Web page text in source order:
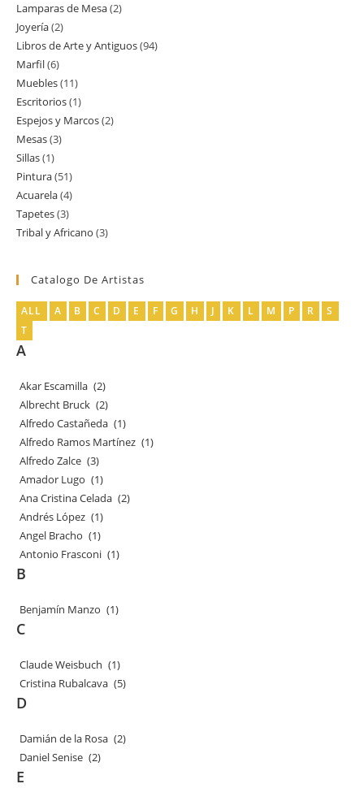
producto
Lamparas de Mesa 22
Joyería 22
productos
Libros de Arte y Antiguos 9494
Marfil 66
productos
Muebles 1111
productos
Escritorios 11
producto
Espejos y Marcos 22
Mesas 33
Sillas 11
producto
Pintura 5151
productos
Acuarela 44
productos
Tapetes 33
productos
Tribal y Africano 33
Catalogo De Artistas
ALL A B C D E F G H J K L M P R
S
T
A
Akar Escamilla (2)
Albrecht Bruck (2)
Alfredo Castañeda (1)
Alfredo Ramos Martínez (1)
Alfredo Zalce (3)
Amador Lugo (1)
Ana Cristina Celada (2)
Andrés López (1)
Angel Bracho (1)
Antonio Frasconi (1)
B
Benjamín Manzo (1)
C
Claude Weisbuch (1)
Cristina Rubalcava (5)
D
Damián de la Rosa (2)
Daniel Senise (2)
E